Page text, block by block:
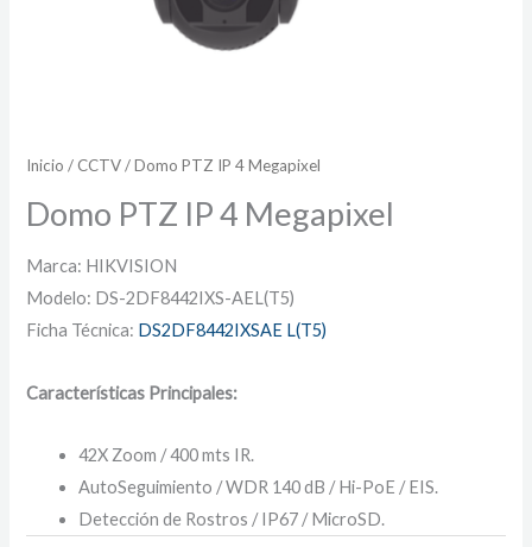
Inicio / CCTV/ Domo PTZ IP 4 Megapixel
Domo PTZ IP 4 Megapixel
Marca: HIKVISION
Modelo: DS-2DF8442IXS-AEL(T5)
Ficha Técnica: DS2DF8442IXSAE L(T5)
Características Principales:
42X Zoom / 400 mts IR.
AutoSeguimiento / WDR 140 dB / Hi-PoE / EIS.
Detección de Rostros / IP67 / MicroSD.